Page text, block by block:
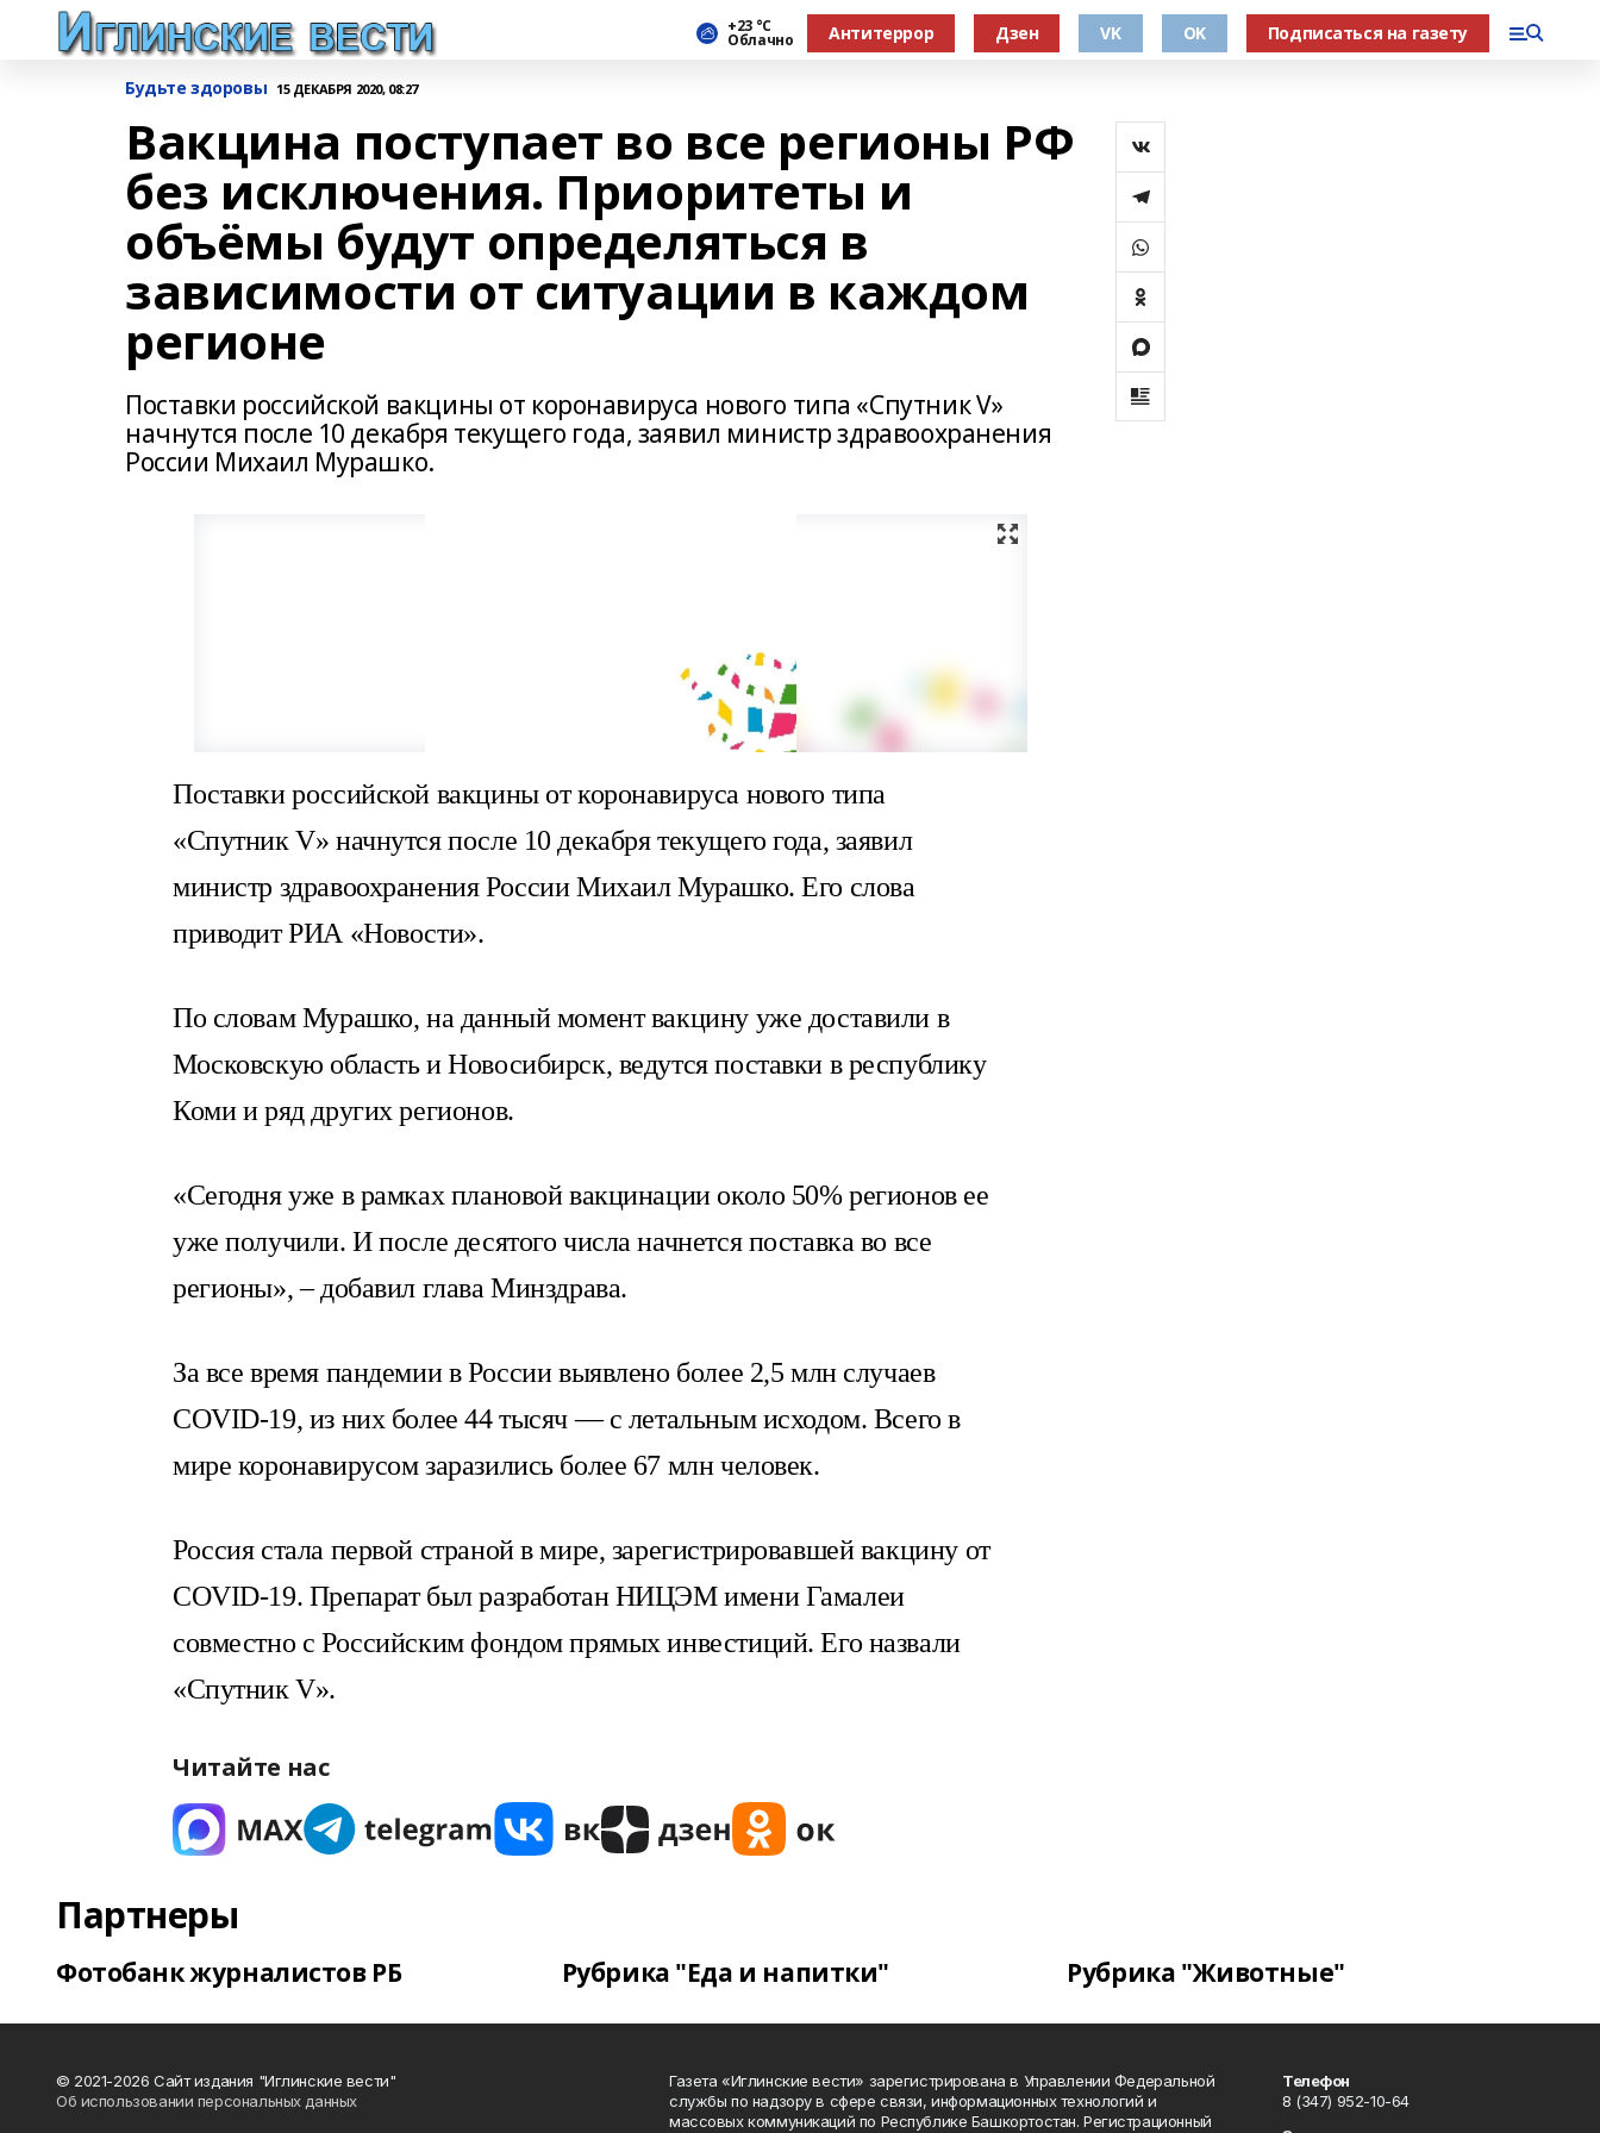
+23 °С
Облачно Антитеррор Дзен VK OK Подписаться на газету
Будьте здоровы 15 ДЕКАБРЯ 2020, 08:27
Вакцина поступает во все регионы РФ
без исключения. Приоритеты и
объёмы будут определяться в
зависимости от ситуации в каждом
регионе
Поставки российской вакцины от коронавируса нового типа «Спутник V»
начнутся после 10 декабря текущего года, заявил министр здравоохранения
России Михаил Мурашко.
Поставки российской вакцины от коронавируса нового типа
«Спутник V» начнутся после 10 декабря текущего года, заявил
министр здравоохранения России Михаил Мурашко. Его слова
приводит РИА «Новости».
По словам Мурашко, на данный момент вакцину уже доставили в
Московскую область и Новосибирск, ведутся поставки в республику
Коми и ряд других регионов.
«Сегодня уже в рамках плановой вакцинации около 50% регионов ее
уже получили. И после десятого числа начнется поставка во все
регионы», – добавил глава Минздрава.
За все время пандемии в России выявлено более 2,5 млн случаев
COVID-19, из них более 44 тысяч — с летальным исходом. Всего в
мире коронавирусом заразились более 67 млн человек.
Россия стала первой страной в мире, зарегистрировавшей вакцину от
COVID-19. Препарат был разработан НИЦЭМ имени Гамалеи
совместно с Российским фондом прямых инвестиций. Его назвали
«Спутник V».
Читайте нас
Партнеры
Фотобанк журналистов РБ Рубрика "Еда и напитки" Рубрика "Животные"
© 2021-2026 Сайт издания "Иглинские вести"
Об использовании персональных данных
Газета «Иглинские вести» зарегистрирована в Управлении Федеральной
службы по надзору в сфере связи, информационных технологий и
массовых коммуникаций по Республике Башкортостан. Регистрационный
Телефон
8 (347) 952-10-64